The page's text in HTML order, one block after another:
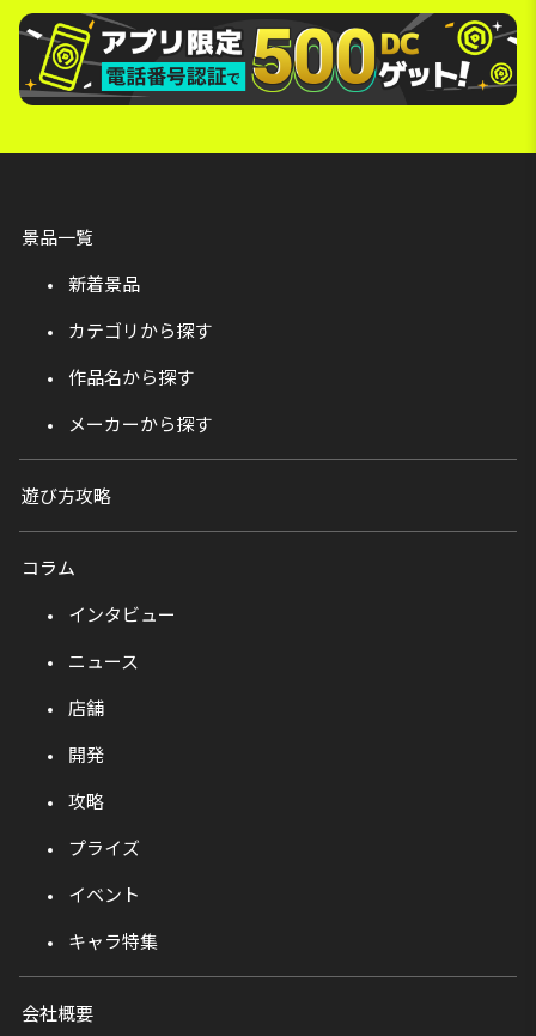
景品一覧
新着景品
カテゴリから探す
作品名から探す
メーカーから探す
遊び方攻略
コラム
インタビュー
ニュース
店舗
開発
攻略
プライズ
イベント
キャラ特集
会社概要